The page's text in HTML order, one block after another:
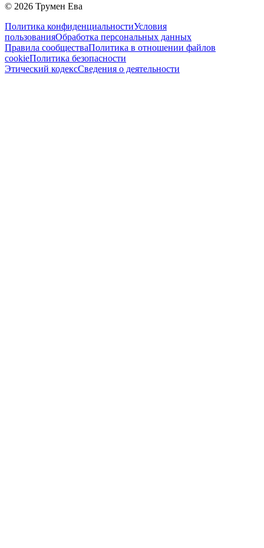
© 2026 Трумен Ева
Политика конфиденциальностиУсловия
пользованияОбработка персональных данных
Правила сообществаПолитика в отношении файлов
cookieПолитика безопасности
Этический кодексСведения о деятельности